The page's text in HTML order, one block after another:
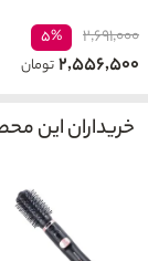
۲,۶۹۱,۰۰۰ ۵%
۲,۵۵۶,۵۰۰تومان
خریداران این